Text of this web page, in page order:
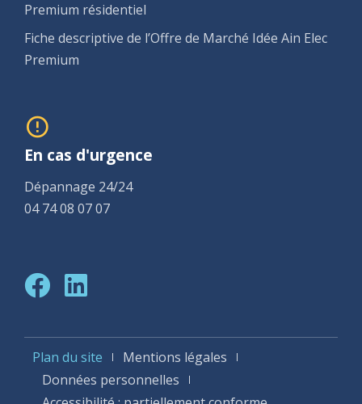
Premium résidentiel
Fiche descriptive de l’Offre de Marché Idée Ain Elec
Premium
En cas d'urgence
Dépannage 24/24
04 74 08 07 07
Plan du site
Mentions légales
Données personnelles